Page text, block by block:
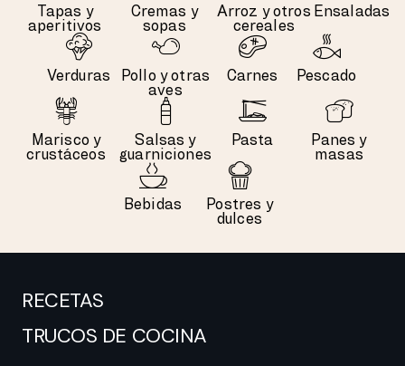
Tapas y
aperitivos
Cremas y
sopas
Arroz y otros
cereales
Ensaladas
Verduras
Pollo y otras
aves
Carnes Pescado
Marisco y
crustáceos
Salsas y
guarniciones
Pasta
Panes y
masas
Bebidas
Postres y
dulces
RECETAS
TRUCOS DE COCINA